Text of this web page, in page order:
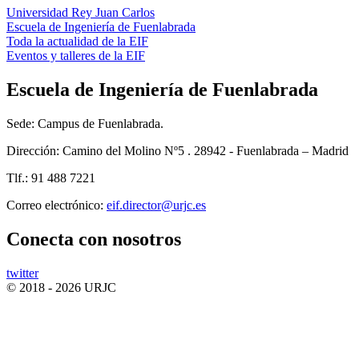
Universidad Rey Juan Carlos
Escuela de Ingeniería de Fuenlabrada
Toda la actualidad de la EIF
Eventos y talleres de la EIF
Escuela de Ingeniería de Fuenlabrada
Sede: Campus de Fuenlabrada.
Dirección: Camino del Molino Nº5 . 28942 - Fuenlabrada – Madrid
Tlf.: 91 488 7221
Correo electrónico:
Conecta con nosotros
twitter
© 2018 - 2026 URJC